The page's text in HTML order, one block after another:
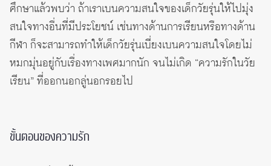
ศึกษาแล้วพบว่า ถ้าเราเบนความสนใจของเด็กวัยรุ่นให้ไปมุ่ง
สนใจทางอื่นที่มีประโยชน์ เช่นทางด้านการเรียนหรือทางด้าน
กีฬา ก็จะสามารถทำให้เด็กวัยรุ่นเบี่ยงเบนความสนใจโดยไม่
หมกมุ่นอยู่กับเรื่องทางเพศมากนัก จนไม่เกิด “ความรักในวัย
เรียน” ที่ออกนอกลู่นอกรอยไป
ขั้นตอนของความรัก